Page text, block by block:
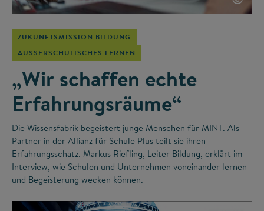
ZUKUNFTSMISSION BILDUNG
AUSSERSCHULISCHES LERNEN
„Wir schaffen echte
Erfahrungsräume“
Die Wissensfabrik begeistert junge Menschen für MINT. Als
Partner in der Allianz für Schule Plus teilt sie ihren
Erfahrungsschatz. Markus Riefling, Leiter Bildung, erklärt im
Interview, wie Schulen und Unternehmen voneinander lernen
und Begeisterung wecken können.